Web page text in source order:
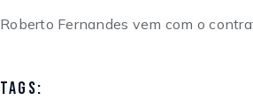
Roberto Fernandes vem com o
TAGS: